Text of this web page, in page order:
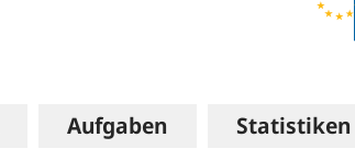
Aufgaben Statistiken